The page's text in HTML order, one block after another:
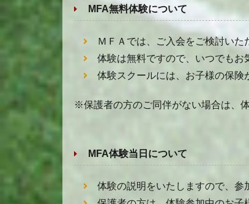
MFA無料体験について
ＭＦＡでは、ご入会をご検討いた
体験は無料ですので、いつでもお
体験スクールには、お子様の保険
※保護者の方のご同伴がない場合は、
MFA体験当日について
体験の説明をいたしますので、参